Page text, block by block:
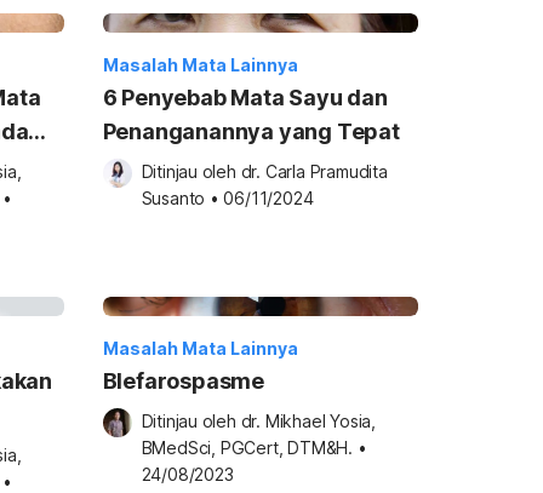
•
Masalah Mata Lainnya
6 Penyebab Mata Sayu dan
Penanganannya yang Tepat
Ditinjau oleh dr. Carla Pramudita
Susanto • 06/11/2024
•
Masalah Mata Lainnya
Blefarospasme
Ditinjau oleh dr. Mikhael Yosia,
BMedSci, PGCert, DTM&H. •
24/08/2023